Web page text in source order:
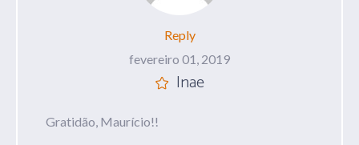
Reply
fevereiro 01, 2019
Inae
Gratidão, Maurício!!